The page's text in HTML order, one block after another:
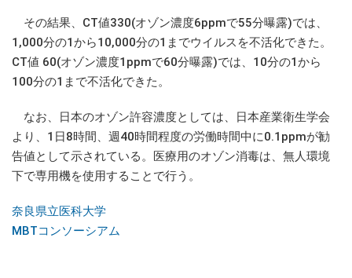
その結果、CT値330(オゾン濃度6ppmで55分曝露)では、
1,000分の1から10,000分の1までウイルスを不活化できた。
CT値 60(オゾン濃度1ppmで60分曝露)では、10分の1から
100分の1まで不活化できた。
なお、日本のオゾン許容濃度としては、日本産業衛生学会
より、1日8時間、週40時間程度の労働時間中に0.1ppmが勧
告値として示されている。医療用のオゾン消毒は、無人環境
下で専用機を使用することで行う。
奈良県立医科大学
MBTコンソーシアム